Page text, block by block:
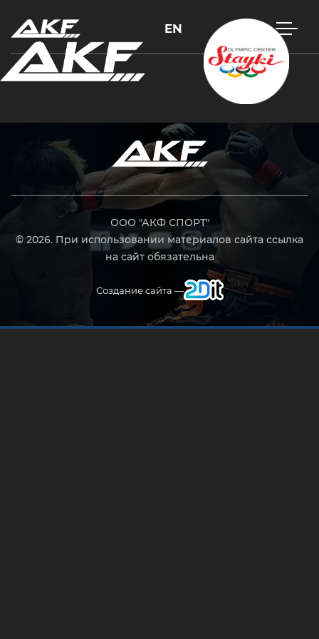
EN
ООО "АКФ СПОРТ"
© 2026. При использовании материалов сайта ссылка
на сайт обязательна
Создание сайта —
Нажмите Enter для поиска или Esc, чтобы закрыть